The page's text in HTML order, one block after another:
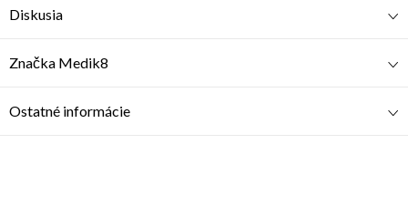
Diskusia
Značka Medik8
Ostatné informácie